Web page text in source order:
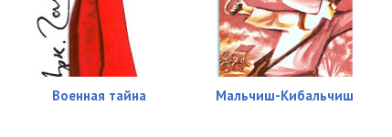
Военная тайна Мальчиш-Кибальчиш